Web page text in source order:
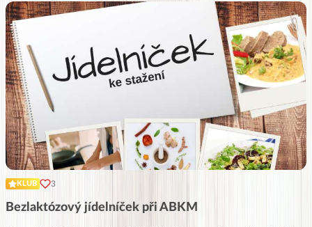
KLUB 3
Bezlaktózový jídelníček při ABKM